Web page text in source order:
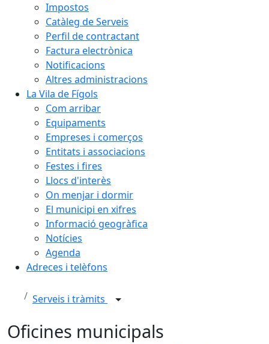
Impostos
Catàleg de Serveis
Perfil de contractant
Factura electrònica
Notificacions
Altres administracions
La Vila de Fígols
Com arribar
Equipaments
Empreses i comerços
Entitats i associacions
Festes i fires
Llocs d'interès
On menjar i dormir
El municipi en xifres
Informació geogràfica
Notícies
Agenda
Adreces i telèfons
Serveis i tràmits
Oficines municipals